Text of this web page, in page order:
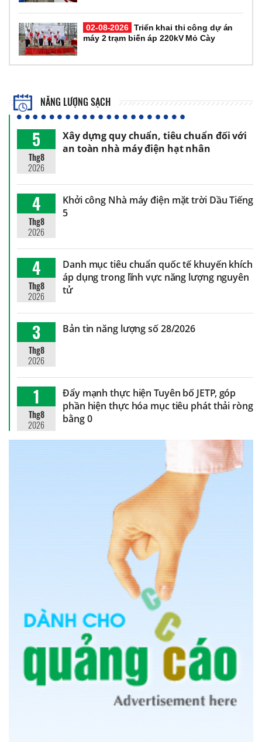
02-08-2026 Triển khai thi công dự án
máy 2 trạm biến áp 220kV Mỏ Cày
NĂNG LƯỢNG SẠCH
5
Thg8
2026
Xây dựng quy chuẩn, tiêu chuẩn đối với
an toàn nhà máy điện hạt nhân
4
Thg8
2026
Khởi công Nhà máy điện mặt trời Dầu Tiếng
5
4
Thg8
2026
Danh mục tiêu chuẩn quốc tế khuyến khích
áp dụng trong lĩnh vực năng lượng nguyên
tử
3
Thg8
2026
Bản tin năng lượng số 28/2026
1
Thg8
2026
Đẩy mạnh thực hiện Tuyên bố JETP, góp
phần hiện thực hóa mục tiêu phát thải ròng
bằng 0